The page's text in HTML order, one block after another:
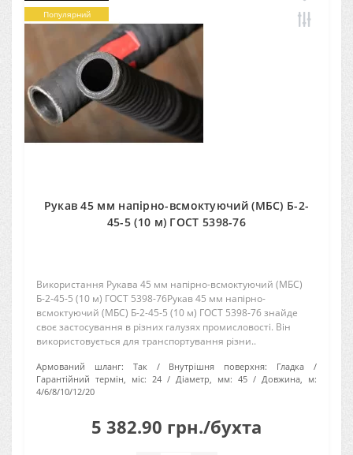
Популярний
Рукав 45 мм напірно-всмоктуючий (МБС) Б-2-
45-5 (10 м) ГОСТ 5398-76
Використання Рукава 45 мм напірно-всмоктуючий (МБС)
Б-2-45-5 (10 м) ГОСТ 5398-76Рукав 45 мм напірно-
всмоктуючий (МБС) Б-2-45-5 (10 м) ГОСТ 5398-76 знайде
своє застосування в різних галузях промисловості. Він
використовується для транспортування різни..
Армований шланг: Так Внутрішня поверхня:
Гладка
Гарантійний термін, міс: 24 Діаметр, мм: 45
Довжина, м:
4/6/8/10/12/20
5 382.90 грн./бухта